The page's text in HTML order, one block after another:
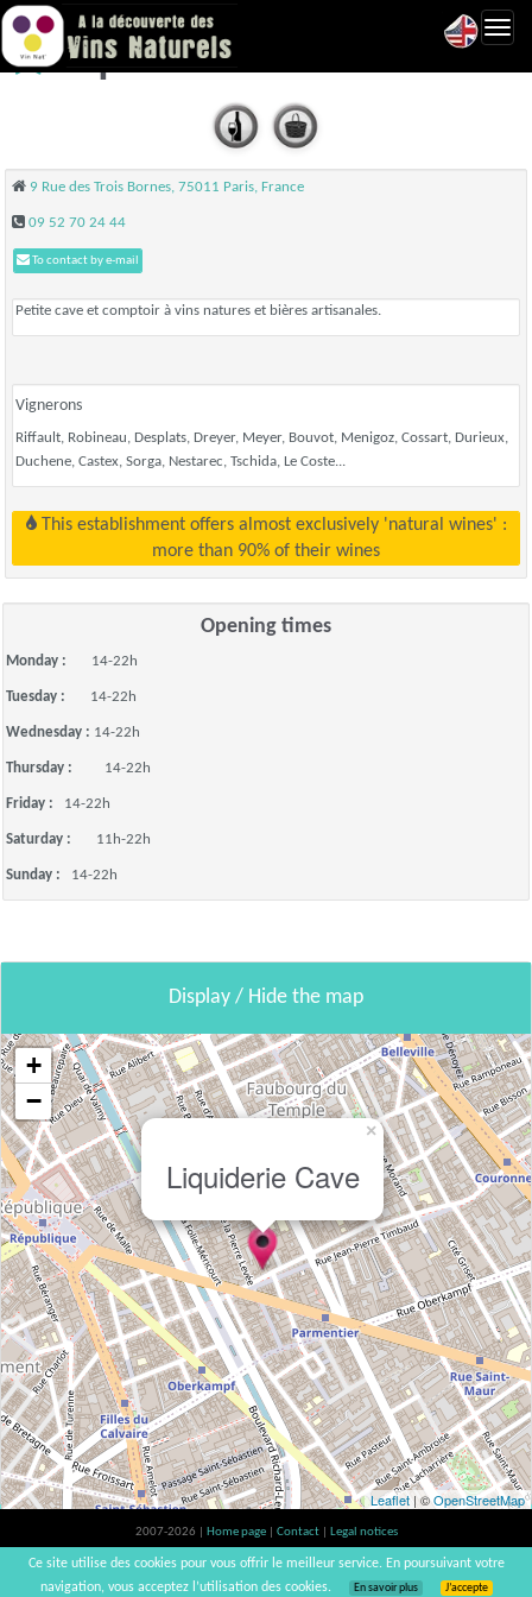
Liquiderie Cave - Paris 11
9 Rue des Trois Bornes, 75011 Paris, France
09 52 70 24 44
To contact by e-mail
Petite cave et comptoir à vins natures et bières artisanales.
Vignerons
Riffault, Robineau, Desplats, Dreyer, Meyer, Bouvot, Menigoz, Cossart, Durieux,
Duchene, Castex, Sorga, Nestarec, Tschida, Le Coste...
This establishment offers almost exclusively 'natural wines' :
more than 90% of their wines
Opening times
Monday : 14-22h
Tuesday : 14-22h
Wednesday : 14-22h
Thursday : 14-22h
Friday : 14-22h
Saturday : 11h-22h
Sunday : 14-22h
Display / Hide the map
Liquiderie Cave
×
+
−
Leaflet| ©OpenStreetMap
2007-2026 | Home page Contact
Legal notices
Alcohol abuse is bad for your health, please consume in moderation | vinsnaturels |
v3.12
Ce site utilise des cookies pour vous offrir le meilleur service. En poursuivant votre
navigation, vous acceptez l’utilisation des cookies.
En savoir plus J’accepte